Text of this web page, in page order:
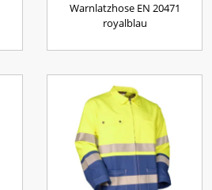
Warnlatzhose EN 20471
royalblau